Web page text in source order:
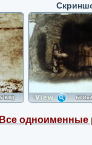
Все одноименные